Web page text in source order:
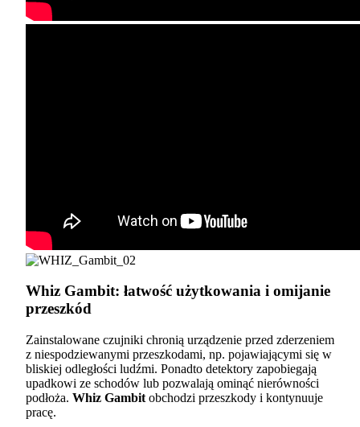
Whiz Gambit: łatwość użytkowania i omijanie
przeszkód
Zainstalowane czujniki chronią urządzenie przed zderzeniem
z niespodziewanymi przeszkodami, np. pojawiającymi się w
bliskiej odległości ludźmi. Ponadto detektory zapobiegają
upadkowi ze schodów lub pozwalają ominąć nierówności
podłoża. Whiz Gambit obchodzi przeszkody i kontynuuje
pracę.